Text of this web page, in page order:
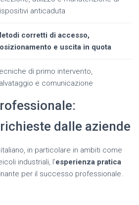
anticaduta
corretti di accesso,
e uscita in quota
di primo intervento,
e comunicazione
dalle aziende
in particolare in ambiti come
industriali, l’esperienza pratica
per il successo professionale.